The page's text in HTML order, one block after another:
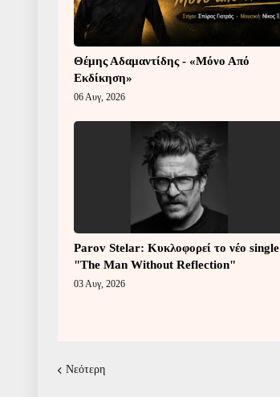
Θέμης Αδαμαντίδης - «Μόνο Από
Εκδίκηση»
06 Αυγ, 2026
Parov Stelar: Κυκλοφορεί το νέο single
"The Man Without Reflection"
03 Αυγ, 2026
Νεότερη